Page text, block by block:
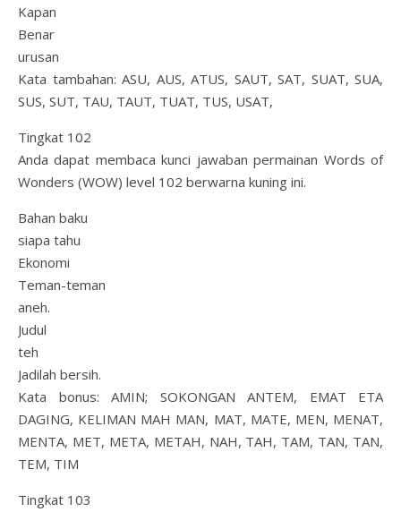
Kapan
Benar
urusan
Kata tambahan: ASU, AUS, ATUS, SAUT, SAT, SUAT, SUA,
SUS, SUT, TAU, TAUT, TUAT, TUS, USAT,
Tingkat 102
Anda dapat membaca kunci jawaban permainan Words of
Wonders (WOW) level 102 berwarna kuning ini.
Bahan baku
siapa tahu
Ekonomi
Teman-teman
aneh.
Judul
teh
Jadilah bersih.
Kata bonus: AMIN; SOKONGAN ANTEM, EMAT ETA
DAGING, KELIMAN MAH MAN, MAT, MATE, MEN, MENAT,
MENTA, MET, META, METAH, NAH, TAH, TAM, TAN, TAN,
TEM, TIM
Tingkat 103